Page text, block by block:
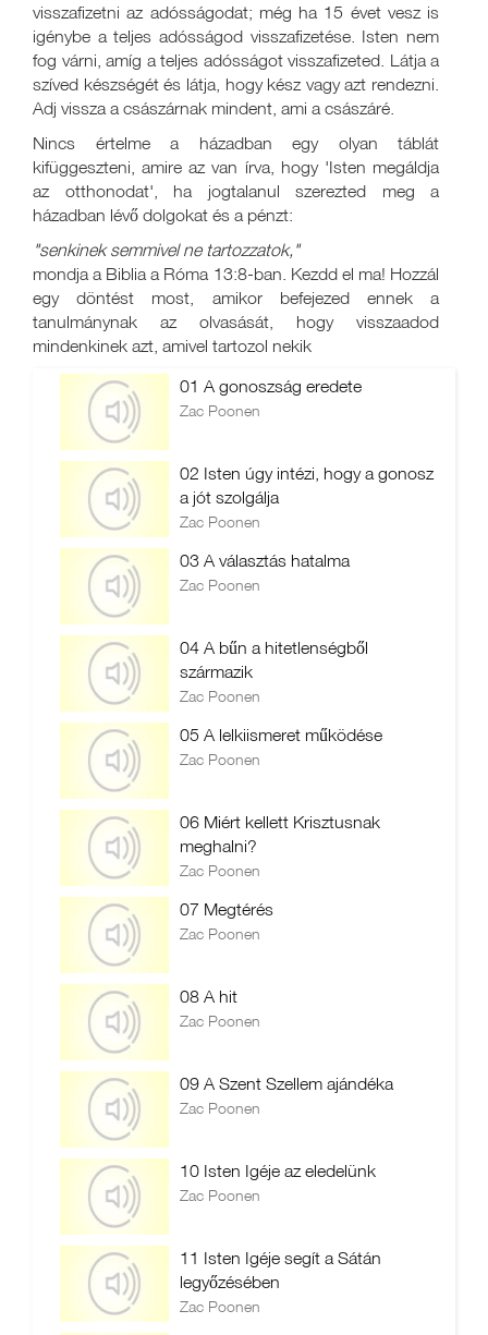
visszafizetni az adósságodat; még ha 15 évet vesz is
igénybe a teljes adósságod visszafizetése. Isten nem
fog várni, amíg a teljes adósságot visszafizeted. Látja a
szíved készségét és látja, hogy kész vagy azt rendezni.
Adj vissza a császárnak mindent, ami a császáré.
Nincs értelme a házadban egy olyan táblát
kifüggeszteni, amire az van írva, hogy 'Isten megáldja
az otthonodat', ha jogtalanul szerezted meg a
házadban lévő dolgokat és a pénzt:
"senkinek semmivel ne tartozzatok,"
mondja a Biblia a Róma 13:8-ban. Kezdd el ma! Hozzál
egy döntést most, amikor befejezed ennek a
tanulmánynak az olvasását, hogy visszaadod
mindenkinek azt, amivel tartozol nekik
01 A gonoszság eredete
Zac Poonen
02 Isten úgy intézi, hogy a gonosz
a jót szolgálja
Zac Poonen
03 A választás hatalma
Zac Poonen
04 A bűn a hitetlenségből
származik
Zac Poonen
05 A lelkiismeret működése
Zac Poonen
06 Miért kellett Krisztusnak
meghalni?
Zac Poonen
07 Megtérés
Zac Poonen
08 A hit
Zac Poonen
09 A Szent Szellem ajándéka
Zac Poonen
10 Isten Igéje az eledelünk
Zac Poonen
11 Isten Igéje segít a Sátán
legyőzésében
Zac Poonen